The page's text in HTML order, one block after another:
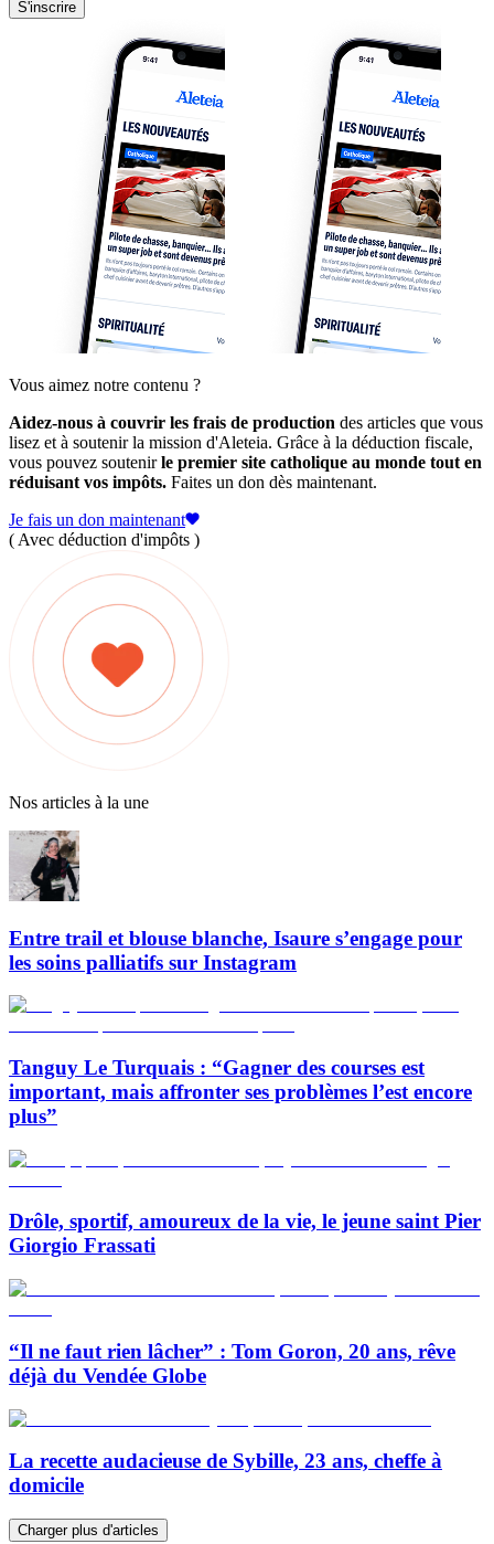
S'inscrire
Vous aimez notre contenu ?
Aidez-nous à couvrir les frais de production des articles que vous
lisez et à soutenir la mission d'Aleteia. Grâce à la déduction fiscale,
vous pouvez soutenirle premier site catholique au monde tout en
réduisant vos impôts. Faites un don dès maintenant.
Je fais un don maintenant
( Avec déduction d'impôts )
Nos articles à la une
Entre trail et blouse blanche, Isaure s’engage pour
les soins palliatifs sur Instagram
Tanguy Le Turquais : “Gagner des courses est
important, mais affronter ses problèmes l’est encore
plus”
Drôle, sportif, amoureux de la vie, le jeune saint Pier
Giorgio Frassati
“Il ne faut rien lâcher” : Tom Goron, 20 ans, rêve
déjà du Vendée Globe
La recette audacieuse de Sybille, 23 ans, cheffe à
domicile
Charger plus d'articles